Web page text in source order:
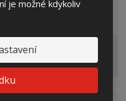
je možné kdykoliv